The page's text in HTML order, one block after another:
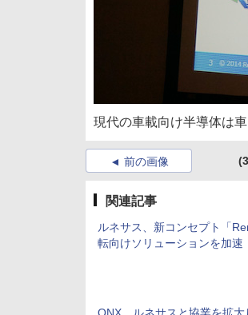
現代の車載向け半導体は
前の画像
関連記事
ルネサス、新コンセプト「
転向けソリューションを加速